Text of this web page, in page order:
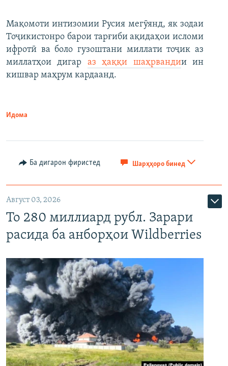
Мақомоти интизомии Русия мегӯянд, як зодаи
Тоҷикистонро барои тарғиби ақидаҳои исломи
ифротӣ ва боло гузоштани миллати тоҷик аз
миллатҳои дигар аз ҳаққи шаҳрвандии ин
кишвар маҳрум кардаанд.
Идома
Ба дигарон фиристед Шарҳҳоро бинед
Август 03, 2026
То 280 миллиард рубл. Зарари
расида ба анборҳои Wildberries